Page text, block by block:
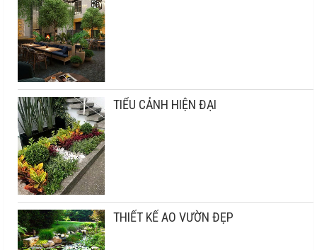
TIỂU CẢNH HIỆN ĐẠI
THIẾT KẾ AO VƯỜN ĐẸP